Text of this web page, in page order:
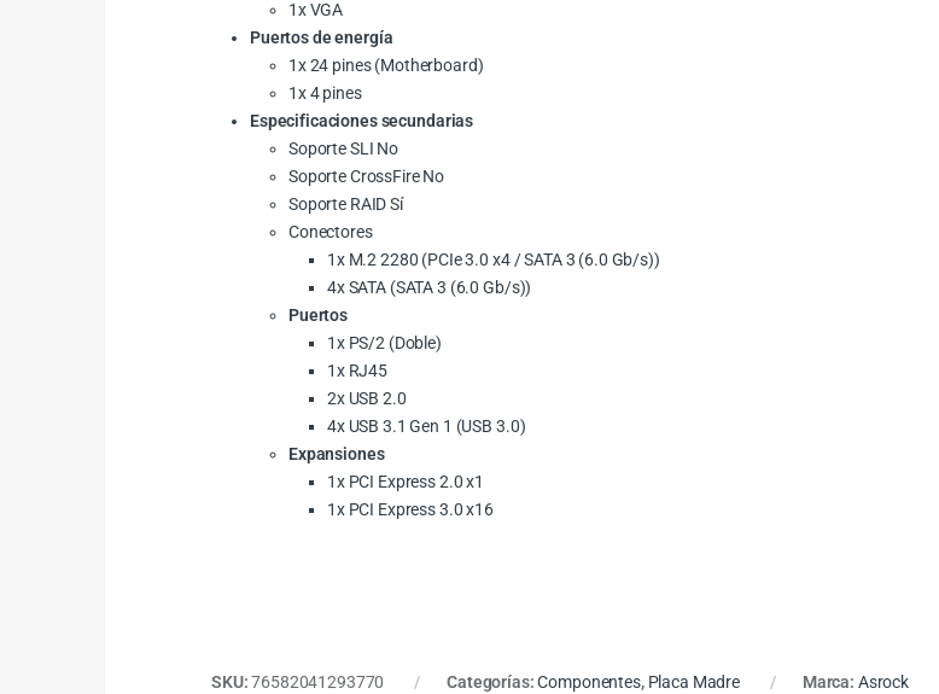
1x VGA
Puertos de energía
1x 24 pines (Motherboard)
1x 4 pines
Especificaciones secundarias
Soporte SLI No
Soporte CrossFire No
Soporte RAID Sí
Conectores
1x M.2 2280 (PCIe 3.0 x4 / SATA 3 (6.0 Gb/s))
4x SATA (SATA 3 (6.0 Gb/s))
Puertos
1x PS/2 (Doble)
1x RJ45
2x USB 2.0
4x USB 3.1 Gen 1 (USB 3.0)
Expansiones
1x PCI Express 2.0 x1
1x PCI Express 3.0 x16
SKU:76582041293770 Categorías:Componentes, Placa Madre Marca: Asrock